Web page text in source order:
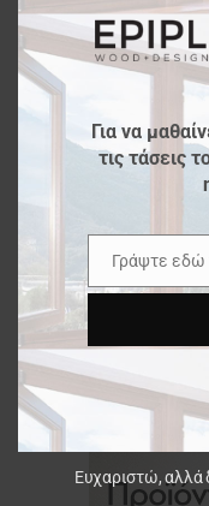
Για να
τις τάσεις
Email
Γράψτε εδώ
Ευχαριστώ, αλλά